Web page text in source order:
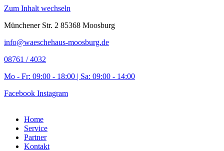
Zum Inhalt wechseln
Münchener Str. 2 85368 Moosburg
info@waeschehaus-moosburg.de
08761 / 4032
Mo - Fr: 09:00 - 18:00 | Sa: 09:00 - 14:00
Facebook Instagram
Home
Service
Partner
Kontakt